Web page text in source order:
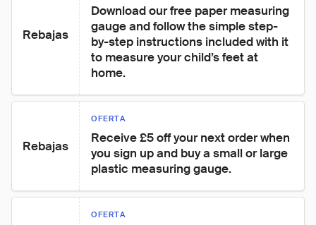
Rebajas
Download our free paper measuring
gauge and follow the simple step-
by-step instructions included with it
to measure your child’s feet at
home.
Rebajas
OFERTA
Receive £5 off your next order when
you sign up and buy a small or large
plastic measuring gauge.
OFERTA